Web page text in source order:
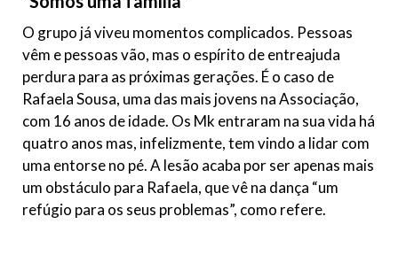
O grupo já viveu momentos complicados. Pessoas
vêm e pessoas vão, mas o espírito de entreajuda
perdura para as próximas gerações. É o caso de
Rafaela Sousa, uma das mais jovens na Associação,
com 16 anos de idade. Os Mk entraram na sua vida há
quatro anos mas, infelizmente, tem vindo a lidar com
uma entorse no pé. A lesão acaba por ser apenas mais
um obstáculo para Rafaela, que vê na dança “um
refúgio para os seus problemas”, como refere.